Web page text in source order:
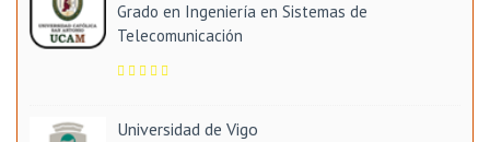
Grado en Ingeniería en Sistemas de
Telecomunicación
Universidad de Vigo